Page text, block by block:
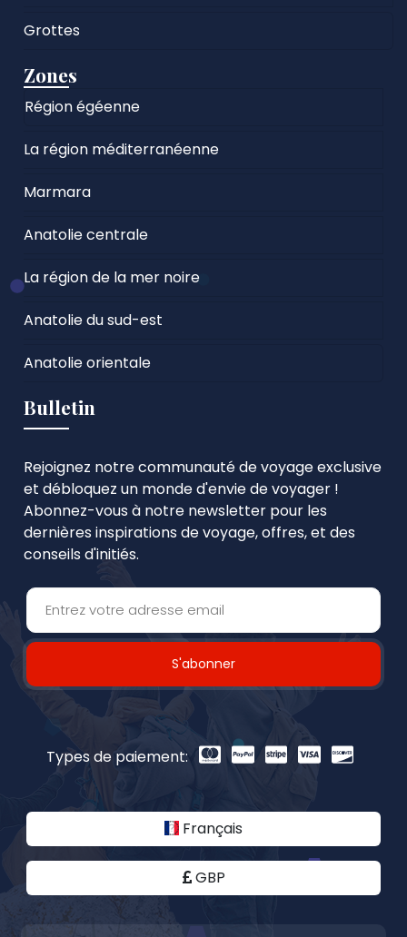
Grottes
Zones
Région égéenne
La région méditerranéenne
Marmara
Anatolie centrale
La région de la mer noire
Anatolie du sud-est
Anatolie orientale
Bulletin
Rejoignez notre communauté de voyage exclusive
et débloquez un monde d'envie de voyager !
Abonnez-vous à notre newsletter pour les
dernières inspirations de voyage, offres, et des
conseils d'initiés.
S'abonner
Types de paiement:
Français
GBP